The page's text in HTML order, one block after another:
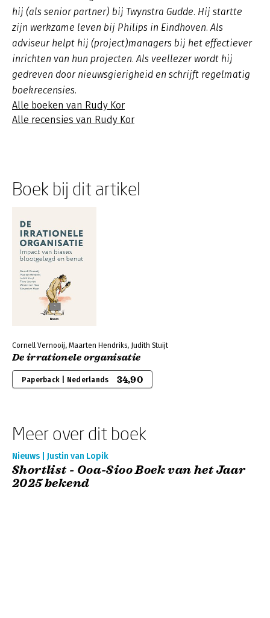
hij (als senior partner) bij Twynstra Gudde. Hij startte
zijn werkzame leven bij Philips in Eindhoven. Als
adviseur helpt hij (project)managers bij het effectiever
inrichten van hun projecten. Als veellezer wordt hij
gedreven door nieuwsgierigheid en schrijft regelmatig
boekrecensies.
Alle boeken van Rudy Kor
Alle recensies van Rudy Kor
Boek bij dit artikel
Cornell Vernooij, Maarten Hendriks, Judith Stuijt
De irrationele organisatie
Paperback | Nederlands 34,90
Meer over dit boek
Nieuws | Justin van Lopik
Shortlist - Ooa-Sioo Boek van het Jaar
2025 bekend